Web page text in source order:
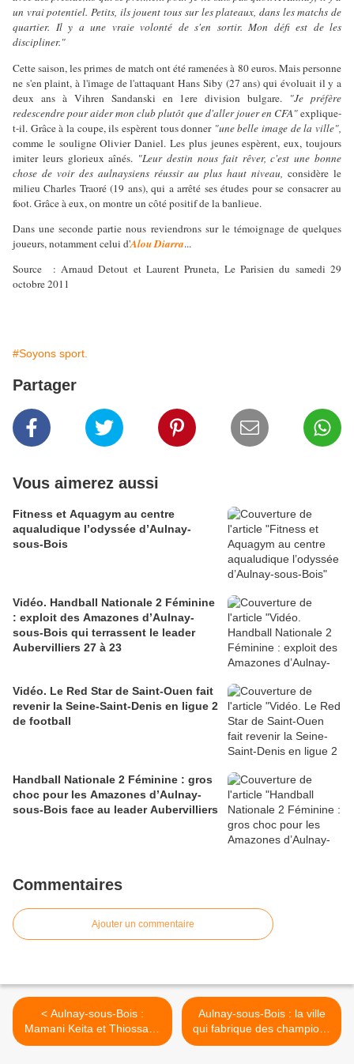
un vrai potentiel. Petits, ils jouent tous sur les plateaux, dans les matchs de
quartier. Il y a une vraie volonté de s'en sortir. Mon défi est de les
discipliner."
Cette saison, les primes de match ont été ramenées à 80 euros. Mais personne
ne s'en plaint, à l'image de l'attaquant Hans Siby (27 ans) qui évoluait il y a
deux ans à Vihren Sandanski en 1ere division bulgare.
"Je préfère
redescendre pour aider mon club plutôt que d'aller jouer en CFA"explique-
t-il. Grâce à la coupe, ils espèrent tous donner "une belle image de la ville",
comme le souligne Olivier Daniel. Les plus jeunes espèrent, eux, toujours
imiter leurs glorieux aînés. "Leur destin nous fait rêver, c'est une bonne
chose de voir des aulnaysiens réussir au plus haut niveau, considère le
milieu Charles Traoré (19 ans), qui a arrêté ses études pour se consacrer au
foot. Grâce à eux, on montre un côté positif de la banlieue.
Dans une seconde partie nous reviendrons sur le témoignage de quelques
joueurs, notamment celui d'Alou Diarra...
Source
: Arnaud Detout et Laurent Pruneta, Le Parisien du samedi 29
octobre 2011
#Soyons sport.
Partager
Vous aimerez aussi
Fitness et Aquagym au centre
aqualudique l’odyssée d’Aulnay-
sous-Bois
Vidéo. Handball Nationale 2 Féminine
: exploit des Amazones d’Aulnay-
sous-Bois qui terrassent le leader
Aubervilliers 27 à 23
Vidéo. Le Red Star de Saint-Ouen fait
revenir la Seine-Saint-Denis en ligue 2
de football
Handball Nationale 2 Féminine : gros
choc pour les Amazones d’Aulnay-
sous-Bois face au leader Aubervilliers
Commentaires
Ajouter un commentaire
< Aulnay-sous-Bois :
Mamani Keita et Thiossane
Ablaye Ndiaye en concert
Aulnay-sous-Bois : la ville
qui fabrique des champions
(2/2) >